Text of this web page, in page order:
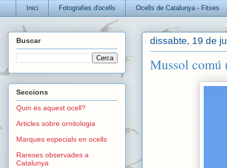
Inici Fotografies d'ocells Ocells de Catalunya - Fitxes
dissabte, 19 de
Mussol comú
Buscar
Seccions
Quin és aquest ocell?
Articles sobre ornitologia
Marques especials en ocells
Rareses observades a
Catalunya